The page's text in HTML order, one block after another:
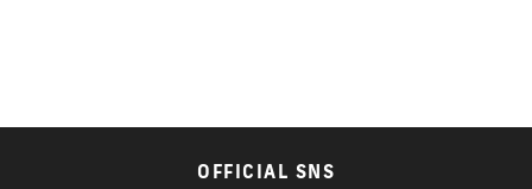
OFFICIAL SNS